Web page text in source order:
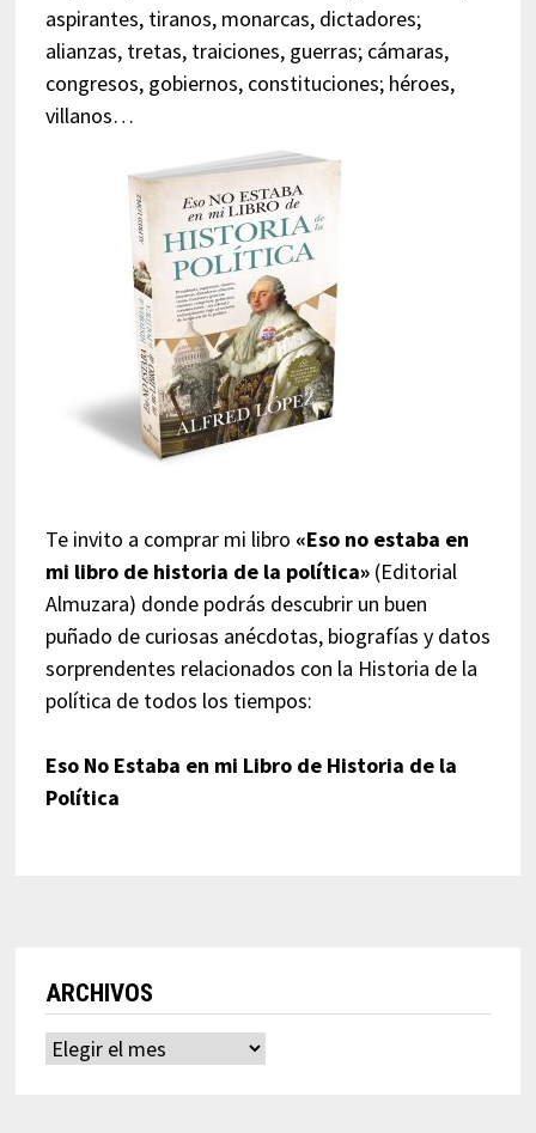
aspirantes, tiranos, monarcas, dictadores;
alianzas, tretas, traiciones, guerras; cámaras,
congresos, gobiernos, constituciones; héroes,
villanos…
Te invito a comprar mi libro «Eso no estaba en
mi libro de historia de la política»(Editorial
Almuzara) donde podrás descubrir un buen
puñado de curiosas anécdotas, biografías y datos
sorprendentes relacionados con la Historia de la
política de todos los tiempos:
Eso No Estaba en mi Libro de Historia de la
Política
ARCHIVOS
Archivos